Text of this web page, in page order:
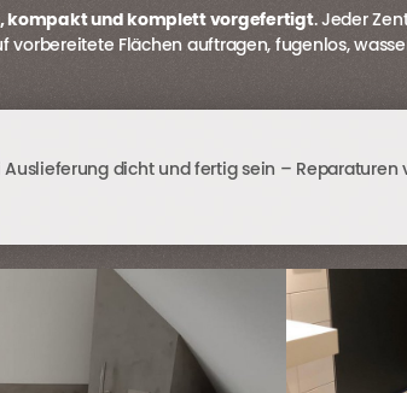
kompakt und komplett vorgefertigt. Jeder
Flächen auftragen, fugenlos,
Auslieferung dicht und fertig sein –